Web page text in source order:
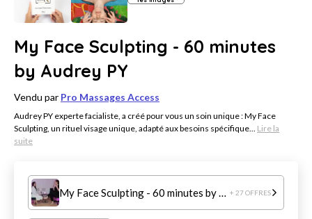
My Face Sculpting - 60 minutes
by Audrey PY
Vendu par Pro Massages Access
Audrey PY experte facialiste, a créé pour vous un soin unique : My Face
Sculpting, un rituel visage unique, adapté aux besoins spécifique... Lire la
suite
My Face Sculpting - 60 minutes by Audrey PY + 27 OFFRES